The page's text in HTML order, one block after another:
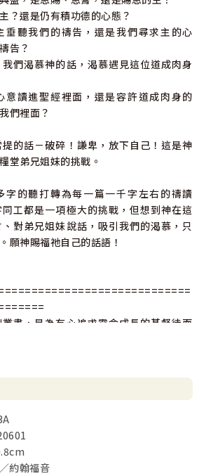
？還是仍有積功德的心態？
垂聽我們的禱告，還是我們尋求主的心
告？
們渴慕神的話，渴慕遇見這位道成肉身
意讀進聖經裡面，還是容許道成肉身的
們裡面？
的話－破碎！謙卑，放下自己！這是神
堂弟兄姐妹的挑戰。
字的聽打轉為每一篇一千字左右的禱讀
工都是一項極大的挑戰，但想到神在這
對弟兄姐妹說話，吸引我們的渴慕，只
願神賜福祂自己的話語！
叢書，是為有心追求靈命成長的基督徒而
助教材。
文禱讀，細細品嚐神的話語。
應與生活中的行道。
、主日崇拜，同步進行。同一段經文藉著
論、崇拜教導，反覆咀嚼，集中學習焦
約翰福音